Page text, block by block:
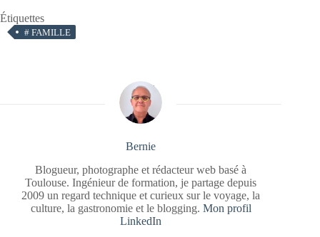
Étiquettes
# FAMILLE
Bernie
Blogueur, photographe et rédacteur web basé à
Toulouse. Ingénieur de formation, je partage depuis
2009 un regard technique et curieux sur le voyage, la
culture, la gastronomie et le blogging. Mon profil
LinkedIn